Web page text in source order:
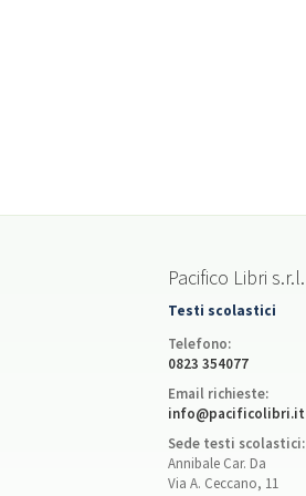
Pacifico Libri s.r.l.
Testi scolastici
Telefono:
0823 354077
Email richieste:
info@pacificolibri.it
Sede testi scolastici:
Annibale Car. Da
Via A. Ceccano, 11